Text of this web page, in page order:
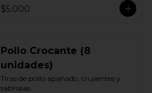
$5.000
Pollo Crocante (8
unidades)
Tiras de pollo apanado, crujientes y
sabrosas.